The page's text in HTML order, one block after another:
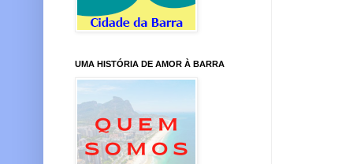
UMA HISTÓRIA DE AMOR À BARRA